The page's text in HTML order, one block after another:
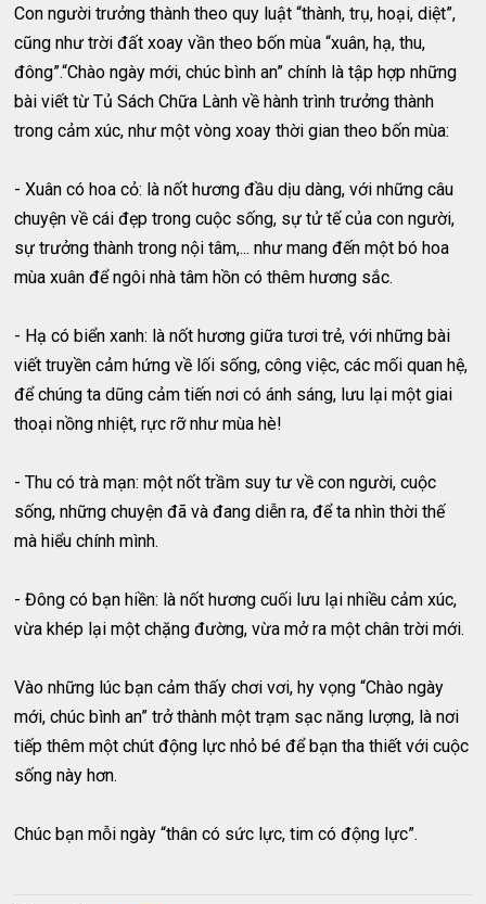
Con người trưởng thành theo quy luật “thành, trụ, hoại, diệt”,
cũng như trời đất xoay vần theo bốn mùa “xuân, hạ, thu,
đông”.“Chào ngày mới, chúc bình an” chính là tập hợp những
bài viết từ Tủ Sách Chữa Lành về hành trình trưởng thành
trong cảm xúc, như một vòng xoay thời gian theo bốn mùa:
- Xuân có hoa cỏ: là nốt hương đầu dịu dàng, với những câu
chuyện về cái đẹp trong cuộc sống, sự tử tế của con người,
sự trưởng thành trong nội tâm,... như mang đến một bó hoa
mùa xuân để ngôi nhà tâm hồn có thêm hương sắc.
- Hạ có biển xanh: là nốt hương giữa tươi trẻ, với những bài
viết truyền cảm hứng về lối sống, công việc, các mối quan hệ,
để chúng ta dũng cảm tiến nơi có ánh sáng, lưu lại một giai
thoại nồng nhiệt, rực rỡ như mùa hè!
- Thu có trà mạn: một nốt trầm suy tư về con người, cuộc
sống, những chuyện đã và đang diễn ra, để ta nhìn thời thế
mà hiểu chính mình.
- Đông có bạn hiền: là nốt hương cuối lưu lại nhiều cảm xúc,
vừa khép lại một chặng đường, vừa mở ra một chân trời mới.
Vào những lúc bạn cảm thấy chơi vơi, hy vọng “Chào ngày
mới, chúc bình an” trở thành một trạm sạc năng lượng, là nơi
tiếp thêm một chút động lực nhỏ bé để bạn tha thiết với cuộc
sống này hơn.
Chúc bạn mỗi ngày “thân có sức lực, tim có động lực”.